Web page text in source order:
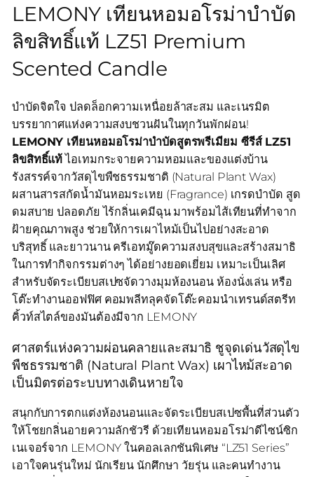
LEMONY เทียนหอมอโรม่าบำบัด
ลิขสิทธิ์แท้ LZ51 Premium
Scented Candle
บำบัดจิตใจ ปลดล็อกความเหนื่อยล้าสะสม และเนรมิต
บรรยากาศแห่งความสงบชวนฝันในทุกวันพักผ่อน!
LEMONY เทียนหอมอโรม่าบำบัดสูตรพรีเมียม ซีรีส์ LZ51
ลิขสิทธิ์แท้ไอเทมกระจายความหอมและของแต่งบ้าน
รังสรรค์จากวัสดุไขพืชธรรมชาติ (Natural Plant Wax)
ผสานสารสกัดน้ำมันหอมระเหย (Fragrance) เกรดบำบัด สูด
ดมสบาย ปลอดภัย ไร้กลิ่นเคมีฉุน มาพร้อมไส้เทียนที่ทำจาก
ฝ้ายคุณภาพสูง ช่วยให้การเผาไหม้เป็นไปอย่างสะอาด
บริสุทธิ์ และยาวนาน ครีเอทมู๊ดความสงบสุขและสร้างสมาธิ
ในการทำกิจกรรมต่างๆ ได้อย่างยอดเยี่ยม เหมาะเป็นเลิศ
สำหรับจัดระเบียบสเปซจัดวางมุมห้องนอน ห้องนั่งเล่น หรือ
โต๊ะทำงานออฟฟิศ คอมพลีทลุคจัดโต๊ะคอมนำเทรนด์สตรีท
คิ้วท์สไตล์ของมันต้องมีจาก LEMONY
ศาสตร์แห่งความผ่อนคลายและสมาธิ ชูจุดเด่นวัสดุไข
พืชธรรมชาติ (Natural Plant Wax) เผาไหม้สะอาด
เป็นมิตรต่อระบบทางเดินหายใจ
สนุกกับการตกแต่งห้องนอนและจัดระเบียบสเปซพื้นที่ส่วนตัว
ให้โชยกลิ่นอายความลักชัวรี ด้วยเทียนหอมอโรม่าดีไซน์ซิก
เนเจอร์จาก LEMONY ในคอลเลกชันพิเศษ “LZ51 Series”
เอาใจคนรุ่นใหม่ นักเรียน นักศึกษา วัยรุ่น และคนทำงาน